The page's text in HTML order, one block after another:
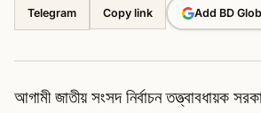
Telegram Copy link
Add BD
আগামী জাতীয় সংসদ নির্বাচন তত্ত্বাবধায়ক